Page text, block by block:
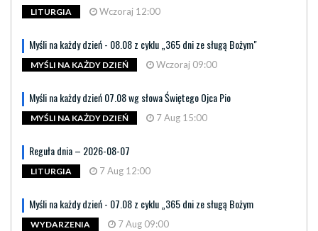
LITURGIA Wczoraj 12:00
Myśli na każdy dzień - 08.08 z cyklu „365 dni ze sługą Bożym"
MYŚLI NA KAŻDY DZIEŃ Wczoraj 09:00
Myśli na każdy dzień 07.08 wg słowa Świętego Ojca Pio
MYŚLI NA KAŻDY DZIEŃ 7 Aug 15:00
Reguła dnia – 2026-08-07
LITURGIA 7 Aug 12:00
Myśli na każdy dzień - 07.08 z cyklu „365 dni ze sługą Bożym
WYDARZENIA 7 Aug 09:00